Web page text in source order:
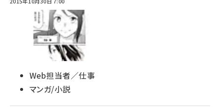
Web担当者／仕事
マンガ/小説